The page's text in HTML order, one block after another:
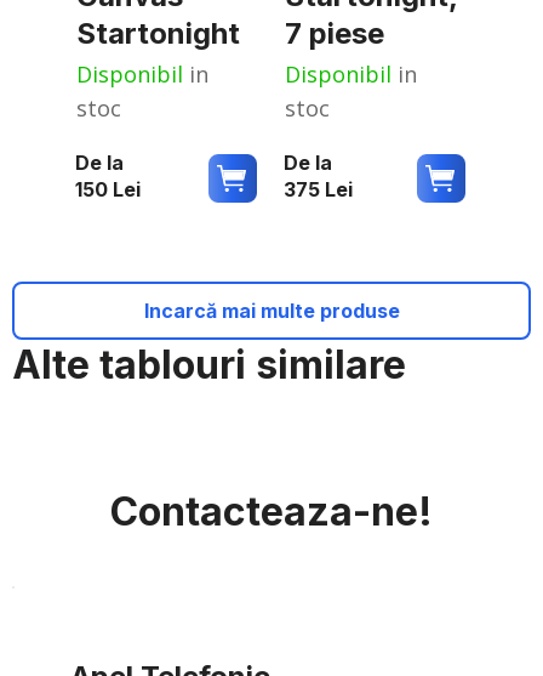
Alte tablouri similare
Startonight
Disponibil in
stoc
De la
150 Lei
7 piese
Disponibil in
stoc
De la
375 Lei
Incarcă mai multe produse
Contacteaza-ne!